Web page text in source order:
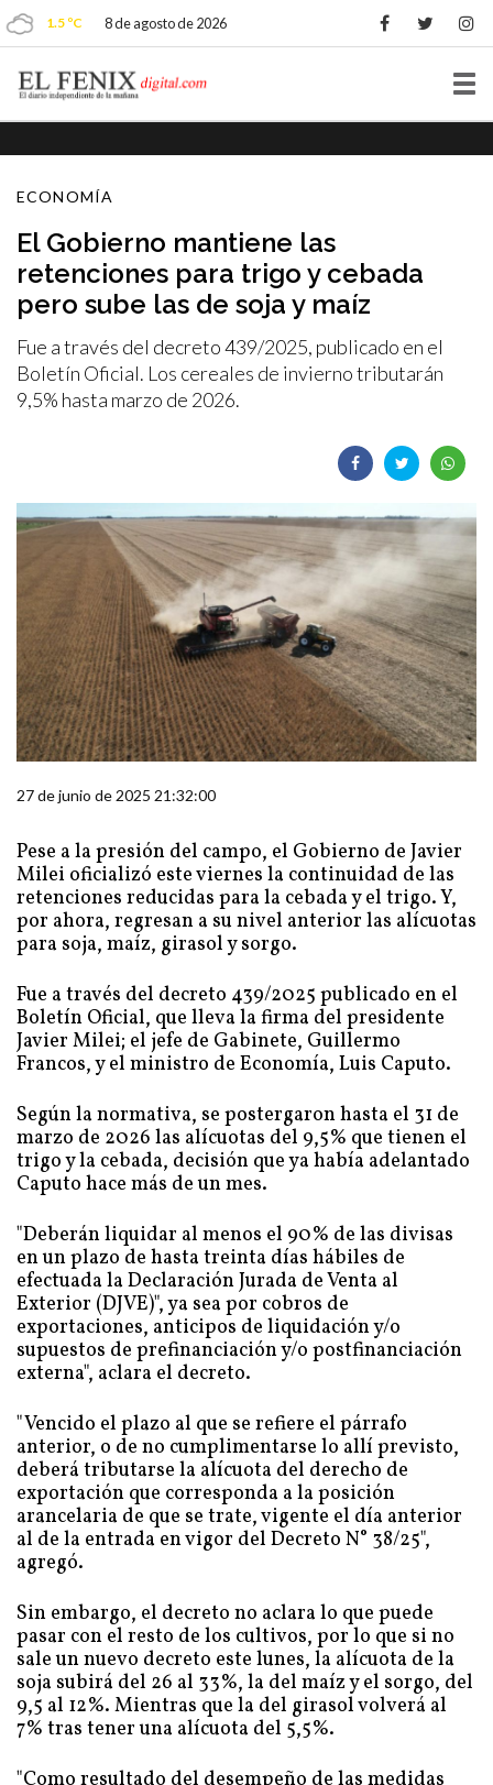
1.5 ºC 8 de agosto de 2026
ECONOMÍA
El Gobierno mantiene las
retenciones para trigo y cebada
pero sube las de soja y maíz
Fue a través del decreto 439/2025, publicado en el
Boletín Oficial. Los cereales de invierno tributarán
9,5% hasta marzo de 2026.
27 de junio de 2025 21:32:00
Pese a la presión del campo, el Gobierno de Javier
Milei oficializó este viernes la continuidad de las
retenciones reducidas para la cebada y el trigo. Y,
por ahora, regresan a su nivel anterior las alícuotas
para soja, maíz, girasol y sorgo.
Fue a través del decreto 439/2025 publicado en el
Boletín Oficial, que lleva la firma del presidente
Javier Milei; el jefe de Gabinete, Guillermo
Francos, y el ministro de Economía, Luis Caputo.
Según la normativa, se postergaron hasta el 31 de
marzo de 2026 las alícuotas del 9,5% que tienen el
trigo y la cebada, decisión que ya había adelantado
Caputo hace más de un mes.
"Deberán liquidar al menos el 90% de las divisas
en un plazo de hasta treinta días hábiles de
efectuada la Declaración Jurada de Venta al
Exterior (DJVE)", ya sea por cobros de
exportaciones, anticipos de liquidación y/o
supuestos de prefinanciación y/o postfinanciación
externa", aclara el decreto.
"Vencido el plazo al que se refiere el párrafo
anterior, o de no cumplimentarse lo allí previsto,
deberá tributarse la alícuota del derecho de
exportación que corresponda a la posición
arancelaria de que se trate, vigente el día anterior
al de la entrada en vigor del Decreto N° 38/25",
agregó.
Sin embargo, el decreto no aclara lo que puede
pasar con el resto de los cultivos, por lo que si no
sale un nuevo decreto este lunes, la alícuota de la
soja subirá del 26 al 33%, la del maíz y el sorgo, del
9,5 al 12%. Mientras que la del girasol volverá al
7% tras tener una alícuota del 5,5%.